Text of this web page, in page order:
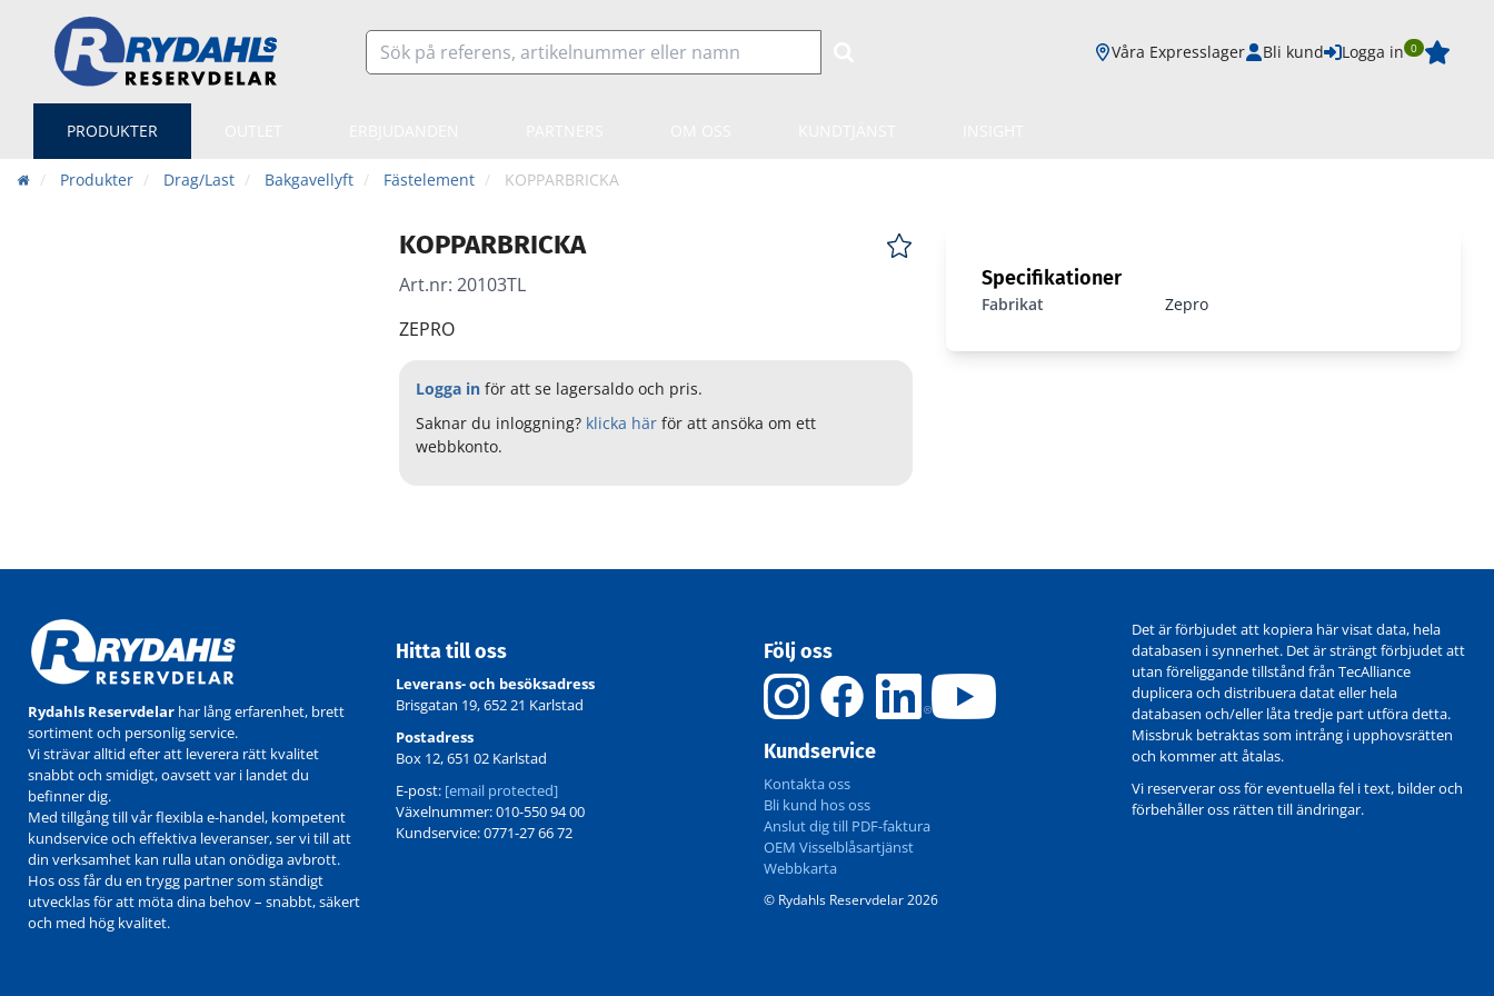
Våra Expresslager Bli kund Logga in 0
PRODUKTER
Produkter Drag/Last Bakgavellyft Fästelement KOPPARBRICKA
KOPPARBRICKA
Art.nr: 20103TL
ZEPRO
Logga inför att se lagersaldo och pris.
Saknar du inloggning? klicka härför att ansöka om ett
webbkonto.
Specifikationer
Fabrikat Zepro
Rydahls Reservdelar har lång erfarenhet, brett
sortiment och personlig service.
Vi strävar alltid efter att leverera rätt kvalitet
snabbt och smidigt, oavsett var i landet du
befinner dig.
Med tillgång till vår flexibla e-handel, kompetent
kundservice och effektiva leveranser, ser vi till att
din verksamhet kan rulla utan onödiga avbrott.
Hos oss får du en trygg partner som ständigt
utvecklas för att möta dina behov – snabbt, säkert
och med hög kvalitet.
Hitta till oss
Leverans- och besöksadress
Brisgatan 19, 652 21 Karlstad
Postadress
Box 12, 651 02 Karlstad
E-post: [email protected]
Växelnummer: 010-550 94 00
Kundservice: 0771-27 66 72
Följ oss
Kundservice
Kontakta oss
Bli kund hos oss
Anslut dig till PDF-faktura
OEM Visselblåsartjänst
Webbkarta
© Rydahls Reservdelar 2026
Det är förbjudet att kopiera här visat data, hela
databasen i synnerhet. Det är strängt förbjudet att
utan föreliggande tillstånd från TecAlliance
duplicera och distribuera datat eller hela
databasen och/eller låta tredje part utföra detta.
Missbruk betraktas som intrång i upphovsrätten
och kommer att åtalas.
Vi reserverar oss för eventuella fel i text, bilder och
förbehåller oss rätten till ändringar.